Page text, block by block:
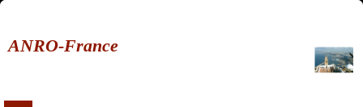
ANRO-France